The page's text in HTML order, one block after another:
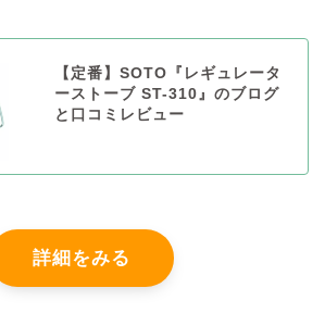
【定番】SOTO『レギュレータ
ーストーブ ST-310』のブログ
と口コミレビュー
詳細をみる